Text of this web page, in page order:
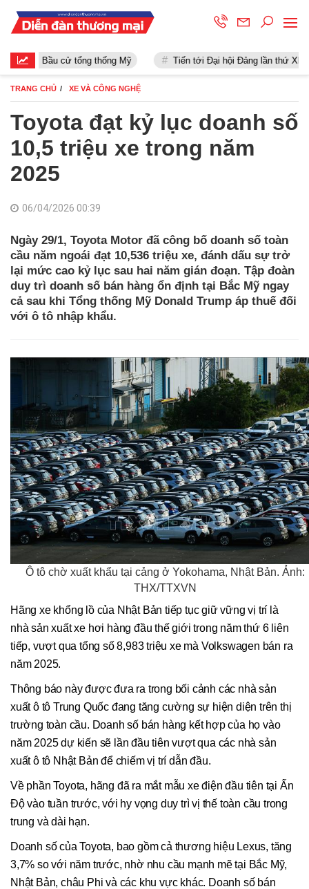
Bầu cử tổng thống Mỹ Tiến tới Đại hội Đảng lần thứ XIII
TRANG CHỦ XE VÀ CÔNG NGHỆ
Toyota đạt kỷ lục doanh số
10,5 triệu xe trong năm
2025
06/04/2026 00:39
Ngày 29/1, Toyota Motor đã công bố doanh số toàn
cầu năm ngoái đạt 10,536 triệu xe, đánh dấu sự trở
lại mức cao kỷ lục sau hai năm gián đoạn. Tập đoàn
duy trì doanh số bán hàng ổn định tại Bắc Mỹ ngay
cả sau khi Tổng thống Mỹ Donald Trump áp thuế đối
với ô tô nhập khẩu.
Ô tô chờ xuất khẩu tại cảng ở Yokohama, Nhật Bản. Ảnh:
THX/TTXVN
Hãng xe khổng lồ của Nhật Bản tiếp tục giữ vững vị trí là
nhà sản xuất xe hơi hàng đầu thế giới trong năm thứ 6 liên
tiếp, vượt qua tổng số 8,983 triệu xe mà Volkswagen bán ra
năm 2025.
Thông báo này được đưa ra trong bối cảnh các nhà sản
xuất ô tô Trung Quốc đang tăng cường sự hiện diện trên thị
trường toàn cầu. Doanh số bán hàng kết hợp của họ vào
năm 2025 dự kiến sẽ lần đầu tiên vượt qua các nhà sản
xuất ô tô Nhật Bản để chiếm vị trí dẫn đầu.
Về phần Toyota, hãng đã ra mắt mẫu xe điện đầu tiên tại Ấn
Độ vào tuần trước, với hy vọng duy trì vị thế toàn cầu trong
trung và dài hạn.
Doanh số của Toyota, bao gồm cả thương hiệu Lexus, tăng
3,7% so với năm trước, nhờ nhu cầu mạnh mẽ tại Bắc Mỹ,
Nhật Bản, châu Phi và các khu vực khác. Doanh số bán